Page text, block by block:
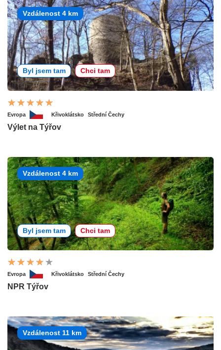
Vzdálenost 4 km
Byl jsem tam Chci tam
Evropa Křivoklátsko Střední Čechy
Výlet na Týřov
Vzdálenost 4 km
Byl jsem tam Chci tam
Evropa Křivoklátsko Střední Čechy
NPR Týřov
Vzdálenost 11 km